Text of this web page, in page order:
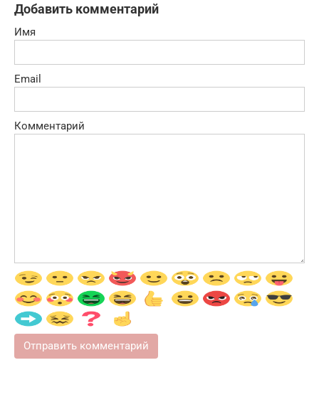
Добавить комментарий
Имя
Email
Комментарий